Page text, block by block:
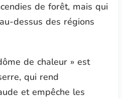
de forêt, mais qui
au-dessus des régions
de chaleur » est
qui rend
et empêche les